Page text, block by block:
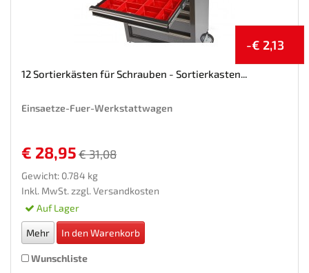
-€ 2,13
12 Sortierkästen für Schrauben - Sortierkasten...
Einsaetze-Fuer-Werkstattwagen
€ 28,95 € 31,08
Gewicht: 0.784 kg
Inkl. MwSt. zzgl. Versandkosten
Auf Lager
Mehr In den Warenkorb
Wunschliste